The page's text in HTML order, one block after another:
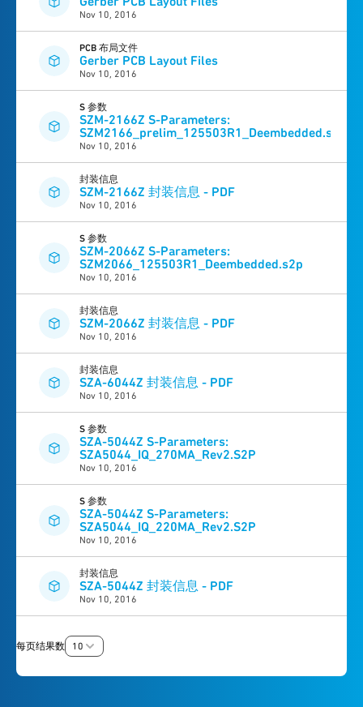
Nov 10, 2016
PCB 布局文件
Gerber PCB Layout Files
Nov 10, 2016
S 参数
SZM-2166Z S-Parameters:
SZM2166_prelim_125503R1_Deembedded.s2p
Nov 10, 2016
封装信息
SZM-2166Z 封装信息 - PDF
Nov 10, 2016
S 参数
SZM-2066Z S-Parameters:
SZM2066_125503R1_Deembedded.s2p
Nov 10, 2016
封装信息
SZM-2066Z 封装信息 - PDF
Nov 10, 2016
封装信息
SZA-6044Z 封装信息 - PDF
Nov 10, 2016
S 参数
SZA-5044Z S-Parameters:
SZA5044_IQ_270MA_Rev2.S2P
Nov 10, 2016
S 参数
SZA-5044Z S-Parameters:
SZA5044_IQ_220MA_Rev2.S2P
Nov 10, 2016
封装信息
SZA-5044Z 封装信息 - PDF
Nov 10, 2016
每页结果数 10